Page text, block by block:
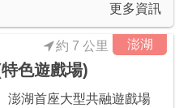
更多資訊
澎湖
約 7 公里
色遊戲場)
澎湖首座大型共融遊戲場